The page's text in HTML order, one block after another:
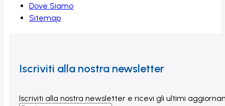
Dove Siamo
Sitemap
Iscriviti alla nostra newsletter
Iscriviti alla nostra newsletter e ricevi gli ultimi